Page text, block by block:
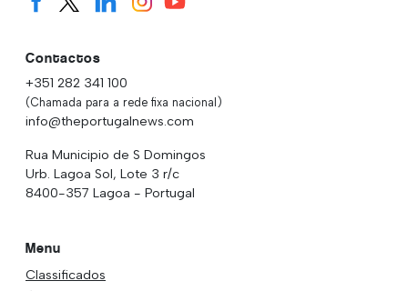
Contactos
+351 282 341 100
(Chamada para a rede fixa nacional)
info@theportugalnews.com
Rua Municipio de S Domingos
Urb. Lagoa Sol, Lote 3 r/c
8400-357 Lagoa - Portugal
Menu
Classificados